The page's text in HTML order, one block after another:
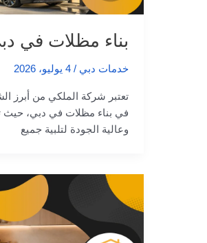
بناء مظلات في
خدمات دبي /4 يوليو، 2026
تعتبر شركة الملكي من أبرز
في بناء مظلات في دبي، حيث
وعالية الجودة لتلبية جميع